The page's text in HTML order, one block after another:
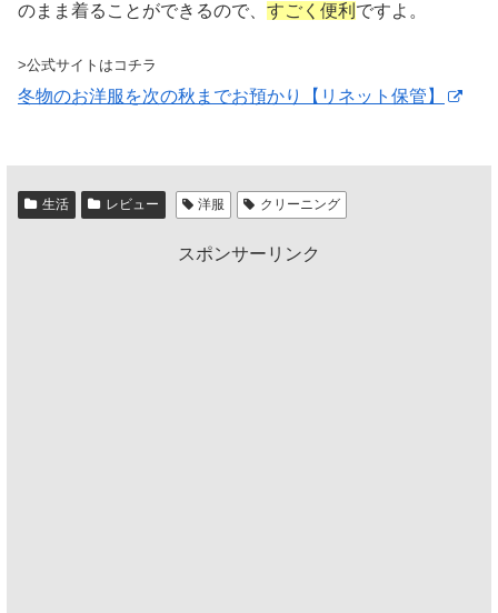
のまま着ることができるので、 すごく便利 ですよ。
>公式サイトはコチラ
冬物のお洋服を次の秋までお預かり【リネット保管】
生活 レビュー 洋服 クリーニング
スポンサーリンク